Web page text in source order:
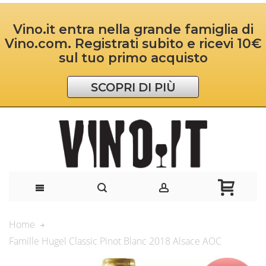
Vino.it entra nella grande famiglia di
Vino.com. Registrati subito e ricevi 10€
sul tuo primo acquisto
SCOPRI DI PIÙ
Home
Famille Hugel Classic Pinot Blanc 2018 Alsace AOC